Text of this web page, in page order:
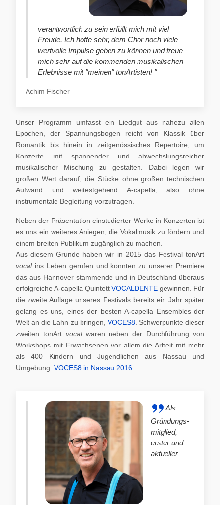
verantwortlich zu sein erfüllt mich mit viel
Freude. Ich hoffe sehr, dem Chor noch viele
wertvolle Impulse geben zu können und freue
mich sehr auf die kommenden musikalischen
Erlebnisse mit "meinen" tonArtisten! "
Achim Fischer
Unser Programm umfasst ein Liedgut aus nahezu allen
Epochen, der Spannungsbogen reicht von Klassik über
Romantik bis hinein in zeitgenössisches Repertoire, um
Konzerte mit spannender und abwechslungsreicher
musikalischer Mischung zu gestalten. Dabei legen wir
großen Wert darauf, die Stücke ohne großen technischen
Aufwand und weitestgehend A-capella, also ohne
instrumentale Begleitung vorzutragen.
Neben der Präsentation einstudierter Werke in Konzerten ist
es uns ein weiteres Aniegen, die Vokalmusik zu fördern und
einem breiten Publikum zugänglich zu machen.
Aus diesem Grunde haben wir in 2015 das Festival tonArt
vocal ins Leben gerufen und konnten zu unserer Premiere
das aus Hannover stammende und in Deutschland überaus
erfolgreiche A-capella Quintett VOCALDENTE gewinnen. Für
die zweite Auflage unseres Festivals bereits ein Jahr später
gelang es uns, eines der besten A-capella Ensembles der
Welt an die Lahn zu bringen, VOCES8. Schwerpunkte dieser
zweiten tonArt vocalwaren neben der Durchführung von
Workshops mit Erwachsenen vor allem die Arbeit mit mehr
als 400 Kindern und Jugendlichen aus Nassau und
Umgebung: VOCES8 in Nassau 2016
Als
Gründungs-
mitglied,
erster und
aktueller